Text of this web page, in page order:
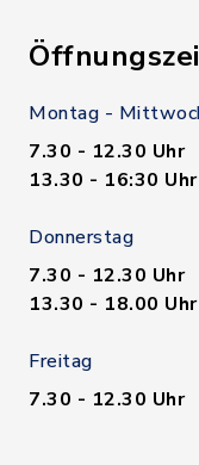
Montag -
7.30 - 12.30 Uhr
13.30 - 16:30 Uhr
Donnerstag
7.30 - 12.30 Uhr
13.30 - 18.00 Uhr
Freitag
7.30 - 12.30 Uhr